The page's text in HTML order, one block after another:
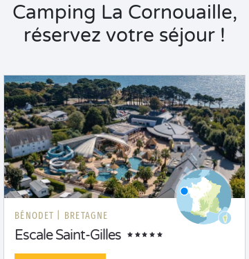
Camping La Cornouaille,
réservez votre séjour !
BÉNODET | BRETAGNE
Escale Saint-Gilles